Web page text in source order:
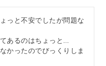
っと不安でしたが問題な
あるのはちょっと…
かったのでびっくりしま